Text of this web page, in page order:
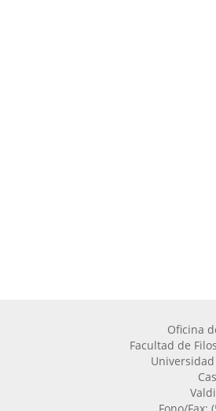
Oficina
Facultad de